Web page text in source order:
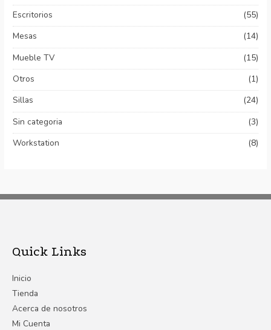
Escritorios
(55)
Mesas
(14)
Mueble TV
(15)
Otros
(1)
Sillas
(24)
Sin categoria
(3)
Workstation
(8)
Quick Links
Inicio
Tienda
Acerca de nosotros
Mi Cuenta